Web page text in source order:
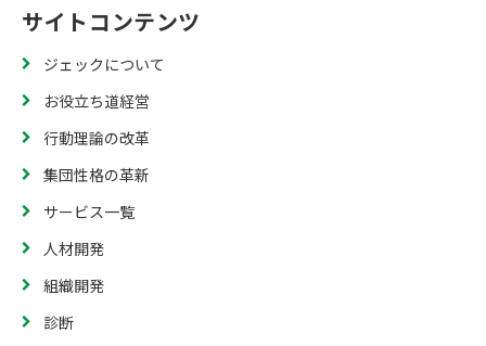
サイトコンテンツ
ジェックについて
お役立ち道経営
行動理論の改革
集団性格の革新
サービス一覧
人材開発
組織開発
診断